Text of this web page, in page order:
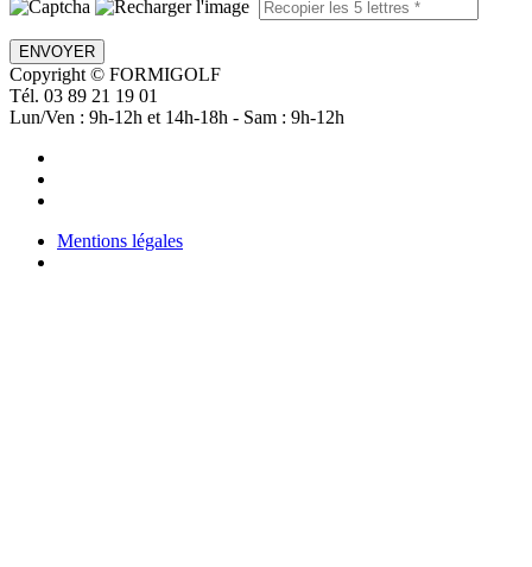
ENVOYER
Copyright © FORMIGOLF
Tél. 03 89 21 19 01
Lun/Ven : 9h-12h et 14h-18h - Sam : 9h-12h
Mentions légales